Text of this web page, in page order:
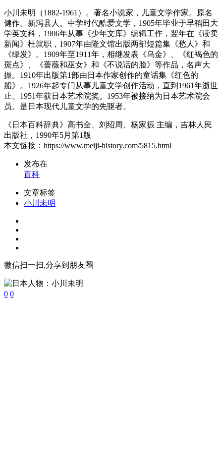
小川未明（1882-1961）。著名小说家，儿童文学作家。原名
健作。新泻县人。中学时代酷爱文学，1905年毕业于早稻田大
学英文科，1906年从事《少年文库》编辑工作，翌年在《读卖
新闻》杜就职，1907年由隆文馆出版两部短篇集《愁人》和
《绿发》。1909年至1911年，相继发表《乌金》、《红褐色的
斑点》、《蔷薇和巫女》和《不说话的脸》等作品，名声大
振。1910年出版第1部由日本作家创作的童话集《红色的
船》。1926年起专门从事儿童文学创作活动，直到1961年逝世
止。1951年获日本艺术院奖。1953年被接纳为日本艺术院会
员。是日本现代儿童文学的先驱者。
《日本百科辞典》高书全、刘绍周、杨家振 主编，吉林人民
出版社，1990年5月第1版
本文链接：https://www.meiji-history.com/5815.html
发布在
百科
文章标签
小川未明
微信扫一扫,分享到朋友圈
0 0